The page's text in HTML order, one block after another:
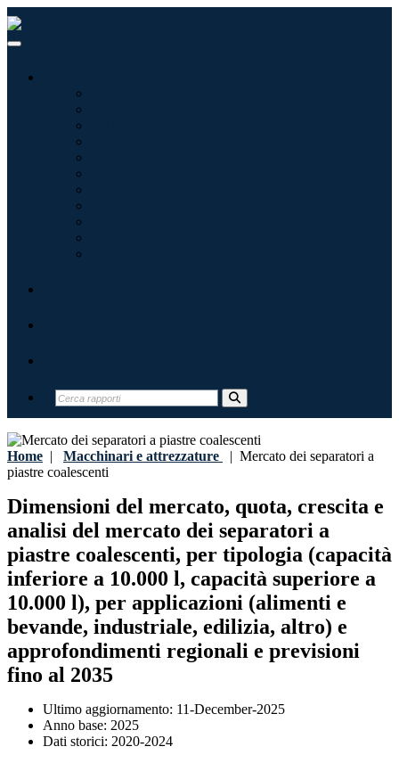
Home | Macchinari e attrezzature | Mercato dei separatori a
piastre coalescenti
Dimensioni del mercato, quota, crescita e
analisi del mercato dei separatori a
piastre coalescenti, per tipologia (capacità
inferiore a 10.000 l, capacità superiore a
10.000 l), per applicazioni (alimenti e
bevande, industriale, edilizia, altro) e
approfondimenti regionali e previsioni
fino al 2035
Ultimo aggiornamento: 11-December-2025
Anno base: 2025
Dati storici: 2020-2024